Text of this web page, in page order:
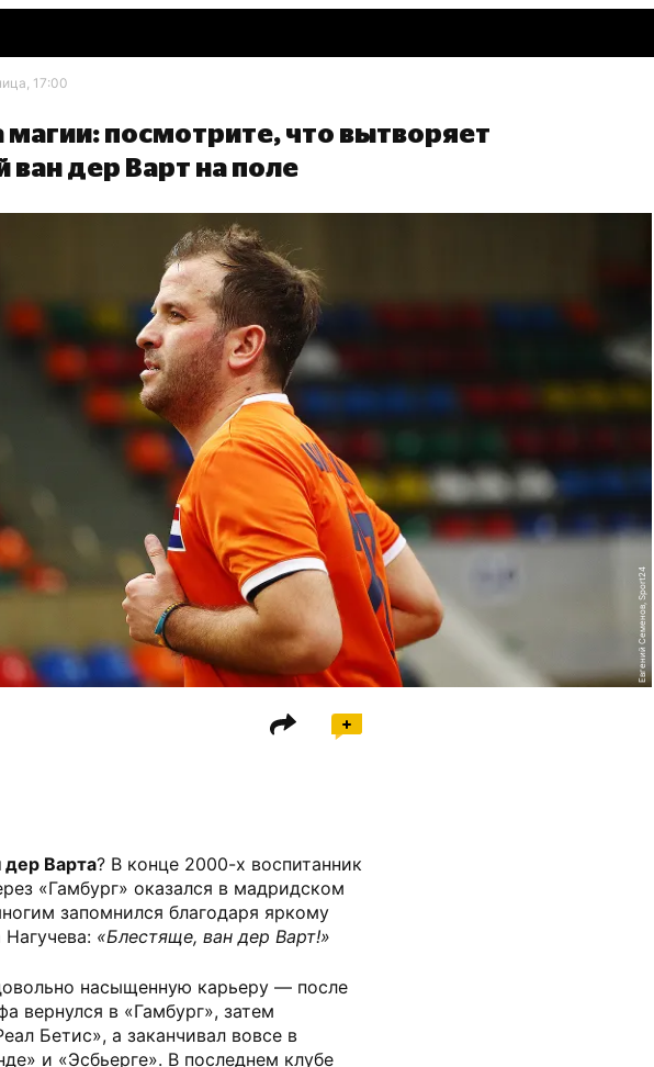
17:00
магии: посмотрите, что вытворяет
ван дер Варт на поле
Евгений Семенов, Sport24
дер Варта? В конце 2000-х воспитанник
«Гамбург» оказался в мадридском
запомнился благодаря яркому
«Блестяще, ван дер Варт!»
насыщенную карьеру — после
вернулся в «Гамбург», затем
Бетис», а заканчивал вовсе в
и «Эсбьерге». В последнем клубе